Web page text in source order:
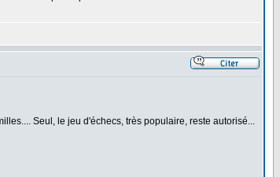
Seul, le jeu d'échecs, très populaire, reste autorisé...